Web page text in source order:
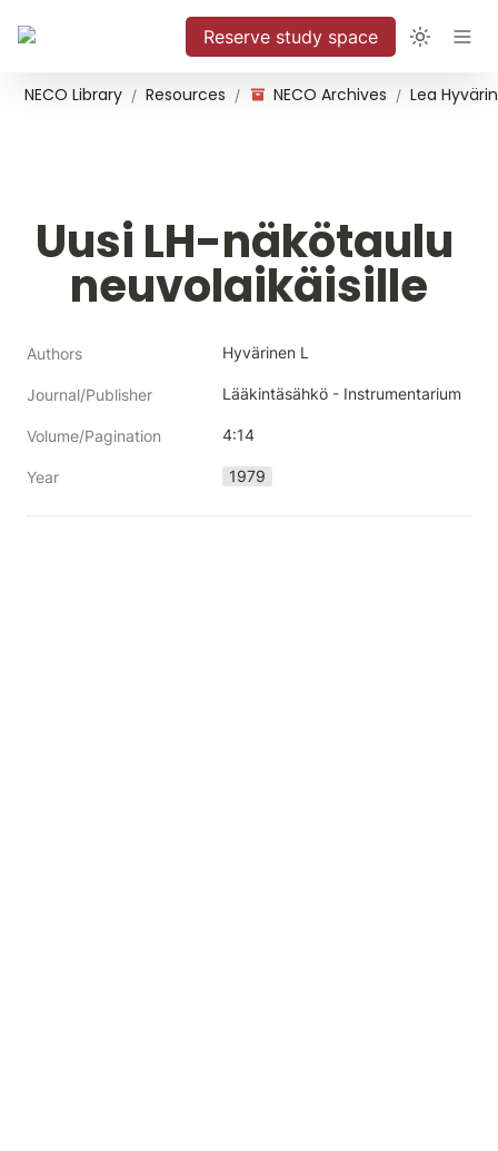
Reserve study space
NECO Library / Resources / NECO Archives /
Uusi LH-näkötaulu
neuvolaikäisille
Authors Hyvärinen L
Journal/Publisher Lääkintäsähkö - Instrumentarium
Volume/Pagination 4:14
Year 1979